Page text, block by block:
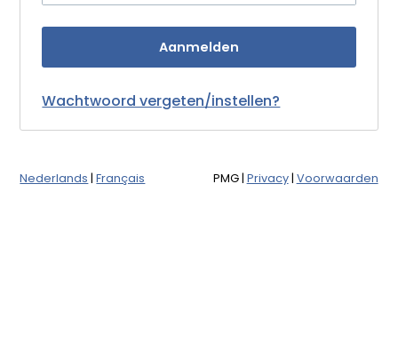
Wachtwoord vergeten/instellen?
Nederlands |Français PMG| Privacy| Voorwaarden